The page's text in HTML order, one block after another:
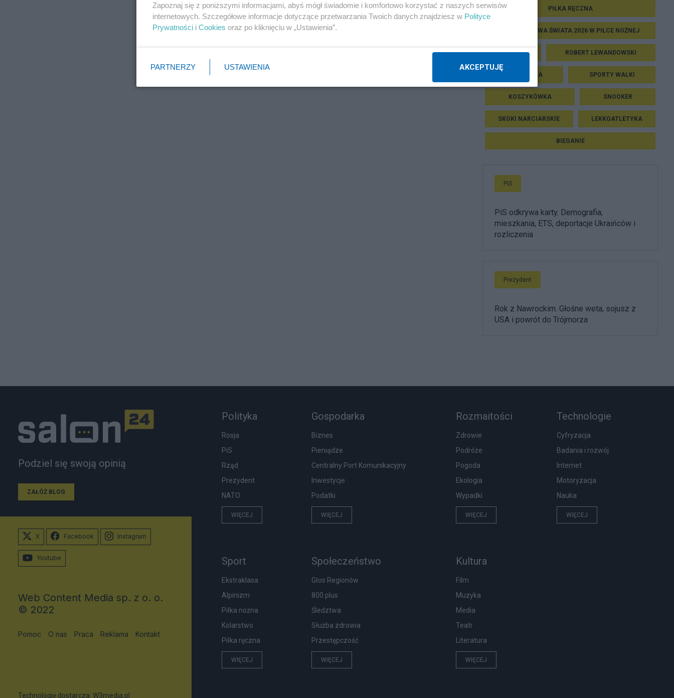
PIŁKA RĘCZNA
MISTRZOSTWA ŚWIATA 2026 W PIŁCE NOŻNEJ
TENIS ROBERT LEWANDOWSKI
SIATKÓWKA SPORTY WALKI
KOSZYKÓWKA SNOOKER
SKOKI NARCIARSKIE LEKKOATLETYKA
BIEGANIE
PiS
PiS odkrywa karty. Demografia,
mieszkania, ETS, deportacje Ukraińców i
rozliczenia
Prezydent
Rok z Nawrockim. Głośne weta, sojusz z
USA i powrót do Trójmorza
Podziel się swoją opinią
ZAŁÓŻ BLOG
Polityka
Rosja
PiS
Rząd
Prezydent
NATO
WIĘCEJ
Gospodarka
Biznes
Pieniądze
Centralny Port Komunikacyjny
Inwestycje
Podatki
WIĘCEJ
Rozmaitości
Zdrowie
Podróże
Pogoda
Ekologia
Wypadki
WIĘCEJ
Technologie
Cyfryzacja
Badania i rozwój
Internet
Motoryzacja
Nauka
WIĘCEJ
Sport
Ekstraklasa
Alpinizm
Piłka nożna
Kolarstwo
Piłka ręczna
WIĘCEJ
Społeczeństwo
Głos Regionów
800 plus
Śledztwa
Służba zdrowia
Przestępczość
WIĘCEJ
Kultura
Film
Muzyka
Media
Teatr
Literatura
WIĘCEJ
X Facebook Instagram
Youtube
Web Content Media sp. z o. o.
© 2022
Pomoc O nas Praca Reklama Kontakt
Technologię dostarcza: W3media.pl
Zapoznaj się z poniższymi informacjami, abyś mógł świadomie i komfortowo korzystać z naszych serwisów
internetowych. Szczegółowe informacje dotyczące przetwarzania Twoich danych znajdziesz w Polityce
Prywatności i Cookies oraz po kliknięciu w „Ustawienia”.
PARTNERZY USTAWIENIA AKCEPTUJĘ